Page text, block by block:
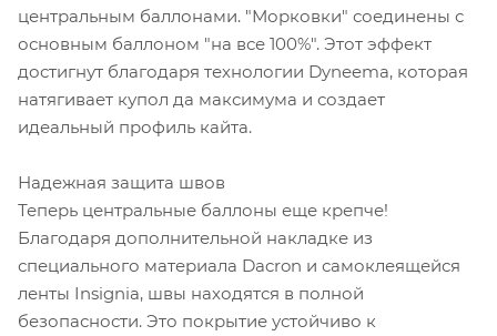
центральным баллонами. "Морковки" соединены с
основным баллоном "на все 100%". Этот эффект
достигнут благодаря технологии Dyneema, которая
натягивает купол да максимума и создает
идеальный профиль кайта.
Надежная защита швов
Теперь центральные баллоны еще крепче!
Благодаря дополнительной накладке из
специального материала Dacron и самоклеящейся
ленты Insignia, швы находятся в полной
безопасности. Это покрытие устойчиво к